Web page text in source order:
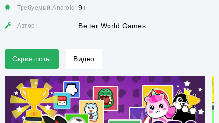
Требуемый Android: 9+
Автор: Better World Games
Скриншоты Видео